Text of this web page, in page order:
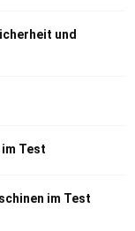
und
Test
im Test